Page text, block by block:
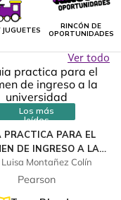
JUGUETES
RINCÓN DE
OPORTUNIDADES
Ver todo
Los más
leídos
PRACTICA PARA EL
DE INGRESO A LA
UNIVERSIDAD
Montañez Colín
Pearson